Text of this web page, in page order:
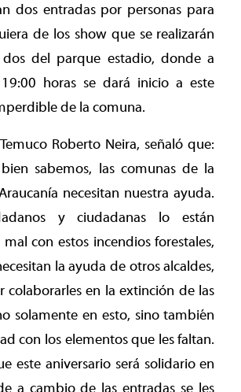
dos entradas por personas para
de los show que se realizarán
del parque estadio, donde a
horas se dará inicio a este
de la comuna.
Roberto Neira, señaló que:
sabemos, las comunas de la
necesitan nuestra ayuda.
y ciudadanas lo están
con estos incendios forestales,
la ayuda de otros alcaldes,
colaborarles en la extinción de las
solamente en esto, sino también
con los elementos que les faltan.
este aniversario será solidario en
a cambio de las entradas se les